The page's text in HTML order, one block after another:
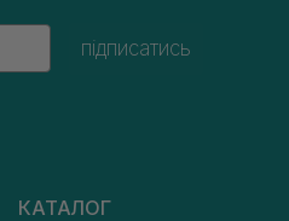
підписатись
КАТАЛОГ